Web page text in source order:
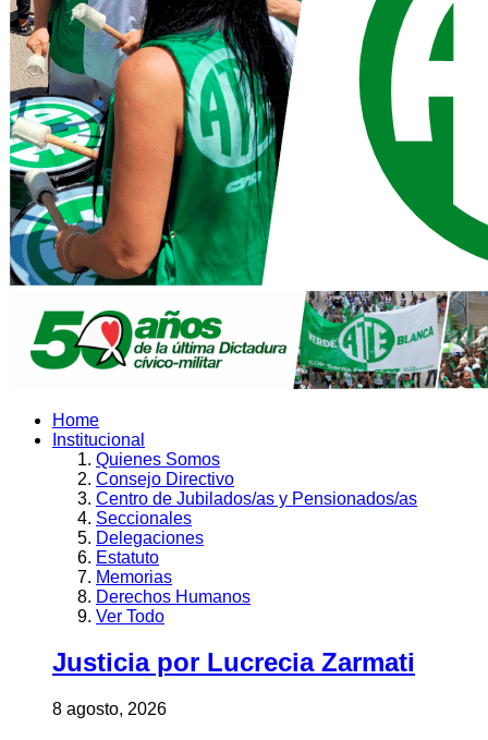
Home
Institucional
Quienes Somos
Consejo Directivo
Centro de Jubilados/as y Pensionados/as
Seccionales
Delegaciones
Estatuto
Memorias
Derechos Humanos
Ver Todo
Justicia por Lucrecia Zarmati
8 agosto, 2026